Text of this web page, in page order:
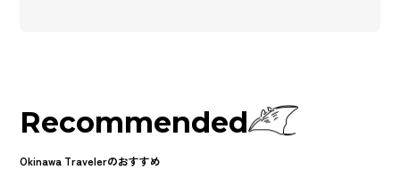
Recommended
Okinawa Travelerのおすすめ